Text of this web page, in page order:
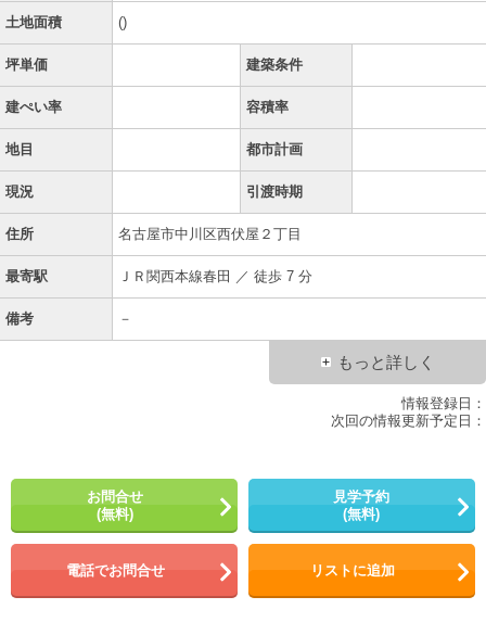
土地面積 ()
坪単価 建築条件
建ぺい率 容積率
地目 都市計画
現況 引渡時期
住所 名古屋市中川区西伏屋２丁目
最寄駅 ＪＲ関西本線春田 ／ 徒歩 7 分
備考 －
もっと詳しく
情報登録日：
次回の情報更新予定日：
お問合せ
(無料)
見学予約
(無料)
電話でお問合せ リストに追加